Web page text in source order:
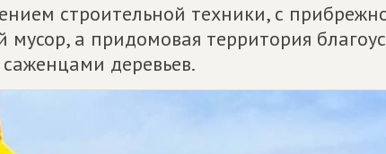
строительной техники, с
а придомовая территория
деревьев.